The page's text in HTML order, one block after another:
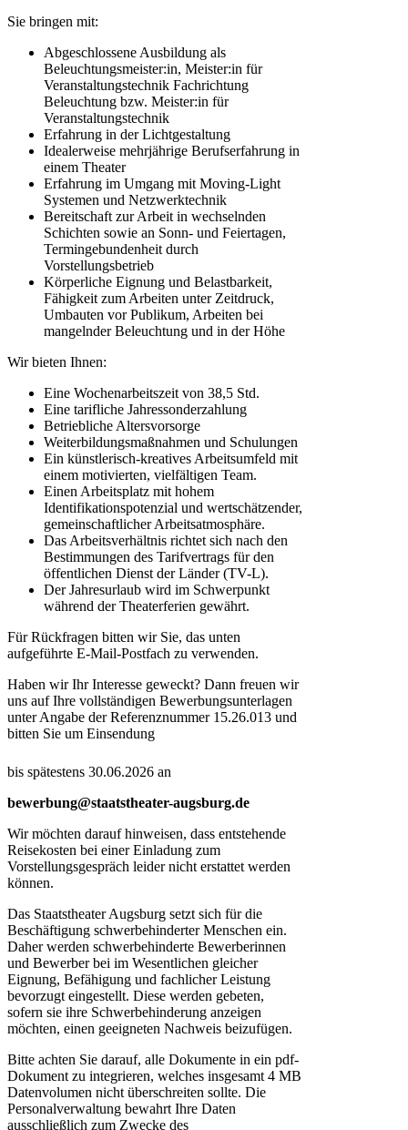
Sie bringen mit:
Abgeschlossene Ausbildung als
Beleuchtungsmeister:in, Meister:in für
Veranstaltungstechnik Fachrichtung
Beleuchtung bzw. Meister:in für
Veranstaltungstechnik
Erfahrung in der Lichtgestaltung
Idealerweise mehrjährige Berufserfahrung in
einem Theater
Erfahrung im Umgang mit Moving-Light
Systemen und Netzwerktechnik
Bereitschaft zur Arbeit in wechselnden
Schichten sowie an Sonn- und Feiertagen,
Termingebundenheit durch
Vorstellungsbetrieb
Körperliche Eignung und Belastbarkeit,
Fähigkeit zum Arbeiten unter Zeitdruck,
Umbauten vor Publikum, Arbeiten bei
mangelnder Beleuchtung und in der Höhe
Wir bieten Ihnen:
Eine Wochenarbeitszeit von 38,5 Std.
Eine tarifliche Jahressonderzahlung
Betriebliche Altersvorsorge
Weiterbildungsmaßnahmen und Schulungen
Ein künstlerisch-kreatives Arbeitsumfeld mit
einem motivierten, vielfältigen Team.
Einen Arbeitsplatz mit hohem
Identifikationspotenzial und wertschätzender,
gemeinschaftlicher Arbeitsatmosphäre.
Das Arbeitsverhältnis richtet sich nach den
Bestimmungen des Tarifvertrags für den
öffentlichen Dienst der Länder (TV-L).
Der Jahresurlaub wird im Schwerpunkt
während der Theaterferien gewährt.
Für Rückfragen bitten wir Sie, das unten
aufgeführte E-Mail-Postfach zu verwenden.
Haben wir Ihr Interesse geweckt? Dann freuen wir
uns auf Ihre vollständigen Bewerbungsunterlagen
unter Angabe der Referenznummer 15.26.013 und
bitten Sie um Einsendung
bis spätestens 30.06.2026 an
bewerbung@staatstheater-augsburg.de
Wir möchten darauf hinweisen, dass entstehende
Reisekosten bei einer Einladung zum
Vorstellungsgespräch leider nicht erstattet werden
können.
Das Staatstheater Augsburg setzt sich für die
Beschäftigung schwerbehinderter Menschen ein.
Daher werden schwerbehinderte Bewerberinnen
und Bewerber bei im Wesentlichen gleicher
Eignung, Befähigung und fachlicher Leistung
bevorzugt eingestellt. Diese werden gebeten,
sofern sie ihre Schwerbehinderung anzeigen
möchten, einen geeigneten Nachweis beizufügen.
Bitte achten Sie darauf, alle Dokumente in ein pdf-
Dokument zu integrieren, welches insgesamt 4 MB
Datenvolumen nicht überschreiten sollte. Die
Personalverwaltung bewahrt Ihre Daten
ausschließlich zum Zwecke des